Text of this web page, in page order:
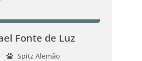
Fonte de Luz
Spitz Alemão